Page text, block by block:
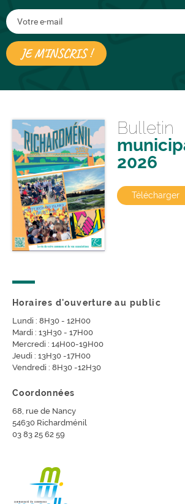
Bulletin
2026
Télécharger
Horaires d'ouverture au public
Lundi : 8H30 - 12H00
Mardi : 13H30 - 17H00
Mercredi : 14H00-19H00
Jeudi : 13H30 -17H00
Vendredi : 8H30 -12H30
Coordonnées
68, rue de Nancy
54630 Richardménil
03 83 25 62 59